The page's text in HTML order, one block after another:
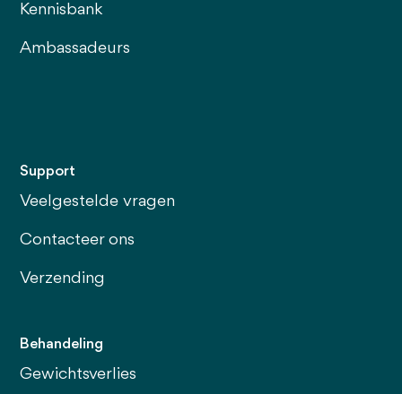
Kennisbank
Ambassadeurs
Support
Veelgestelde vragen
Contacteer ons
Verzending
Behandeling
Gewichtsverlies